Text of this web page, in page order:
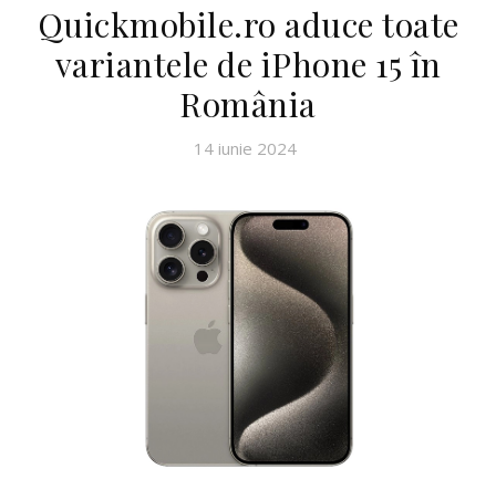
Quickmobile.ro aduce toate
variantele de iPhone 15 în
România
14 iunie 2024